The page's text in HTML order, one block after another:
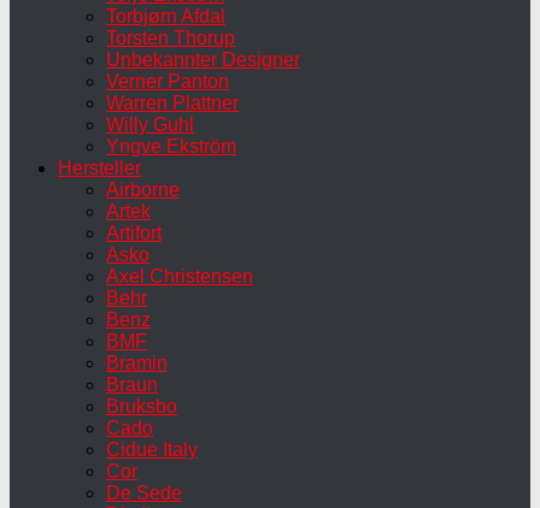
Torbjørn Afdal
Torsten Thorup
Unbekannter Designer
Verner Panton
Warren Plattner
Willy Guhl
Yngve Ekström
Hersteller
Airborne
Artek
Artifort
Asko
Axel Christensen
Behr
Benz
BMF
Bramin
Braun
Bruksbo
Cado
Cidue Italy
Cor
De Sede